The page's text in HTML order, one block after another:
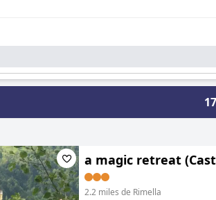
a magic retreat
2.2 miles de Rimella